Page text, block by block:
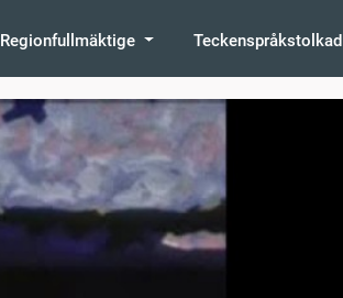
Regionfullmäktige Teckenspråkstolkad